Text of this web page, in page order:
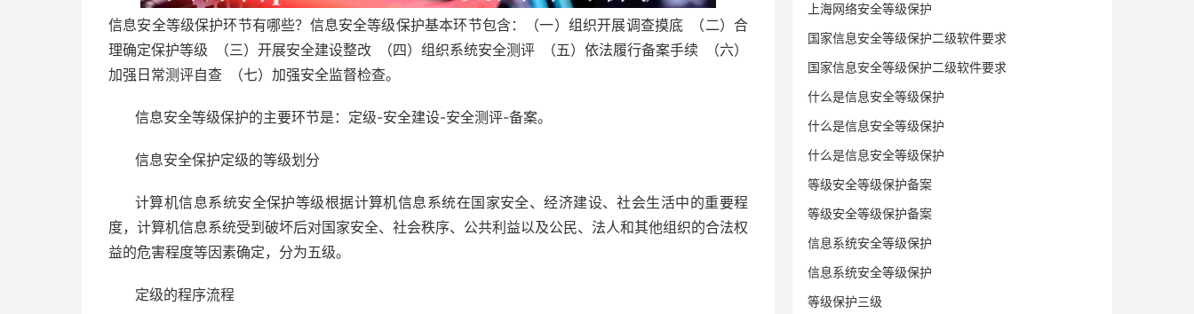
信息安全等级保护环节有哪些？信息安全等级保护基本环节包含：（一）组织开展调查摸底 （二）合
理确定保护等级 （三）开展安全建设整改 （四）组织系统安全测评 （五）依法履行备案手续 （六）
加强日常测评自查 （七）加强安全监督检查。
信息安全等级保护的主要环节是：定级-安全建设-安全测评-备案。
信息安全保护定级的等级划分
计算机信息系统安全保护等级根据计算机信息系统在国家安全、经济建设、社会生活中的重要程
度，计算机信息系统受到破坏后对国家安全、社会秩序、公共利益以及公民、法人和其他组织的合法权
益的危害程度等因素确定，分为五级。
定级的程序流程
上海网络安全等级保护
国家信息安全等级保护二级软件要求
国家信息安全等级保护二级软件要求
什么是信息安全等级保护
什么是信息安全等级保护
什么是信息安全等级保护
等级安全等级保护备案
等级安全等级保护备案
信息系统安全等级保护
信息系统安全等级保护
等级保护三级